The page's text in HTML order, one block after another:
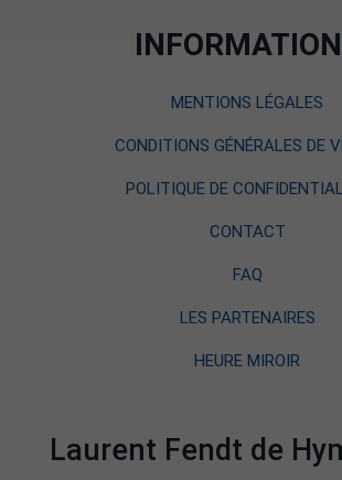
MENTIONS LÉGALES
CONDITIONS GÉNÉRALES DE
POLITIQUE DE
CONTACT
FAQ
LES PARTENAIRES
HEURE MIROIR
Laurent Fendt de